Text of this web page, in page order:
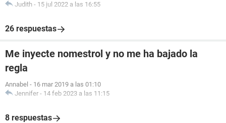
Judith - 15 jul 2022 a las 16:55
26 respuestas
Me inyecte nomestrol y no me ha bajado la
regla
Annabel - 16 mar 2019 a las 01:10
Jennifer - 14 feb 2023 a las 11:15
8 respuestas